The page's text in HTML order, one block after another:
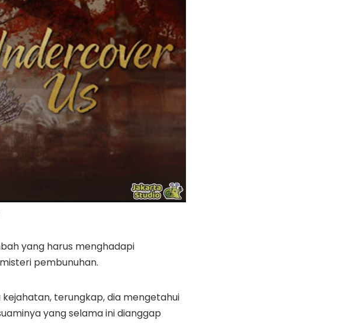
yang harus menghadapi
pembunuhan.
terungkap, dia mengetahui
yang selama ini dianggap